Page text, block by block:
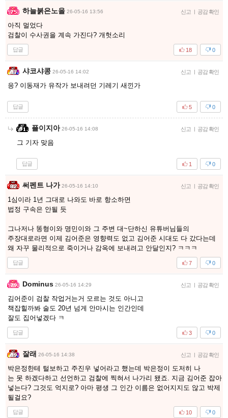
하늘붉은노을 26-05-16 13:56 신고 공감 확인
아직 멀었다
검찰이 수사권을 계속 가진다? 개헛소리
답글 0
18
샤코샤콩 26-05-16 14:02 신고 공감 확인
응? 이동재가 유작가 보내려던 기레기 새낀가
답글 0
5
플이지아 26-05-16 14:08 신고 공감 확인
그 기자 맞음
답글 0
1
써펜트 나가 26-05-16 14:10 신고 공감 확인
1심이라 1년 그대로 나와도 바로 항소하면
법정 구속은 안될 듯
그나저나 똥형이와 명민이와 그 주변 대~단하신 유튜버님들의
주장대로라면 이제 김어준은 영향력도 없고 김어준 시대도 다 갔다는데
왜 자꾸 물리적으로 죽이거나 감옥에 보내려고 안달인지? ㅋㅋㅋ
답글 0
7
Dominus 26-05-16 14:29 신고 공감 확인
김어준이 검찰 작업거는거 모르는 것도 아니고
책잡힐까봐 술도 20년 넘게 안마시는 인간인데
잘도 집어넣겠다 ㅋ
답글 0
3
잘래 26-05-16 14:38 신고 공감 확인
박은정한테 털보하고 주진우 넣어라고 했는데 박은정이 도저히 나
는 못 하겠다하고 선언하고 검찰에 찍혀서 나가리 됐죠. 지금 김어준 잡아
넣는다? 그것도 억지로? 아마 평생 그 인간 이름은 없어지지도 않고 박제
될걸요?
답글 0
10